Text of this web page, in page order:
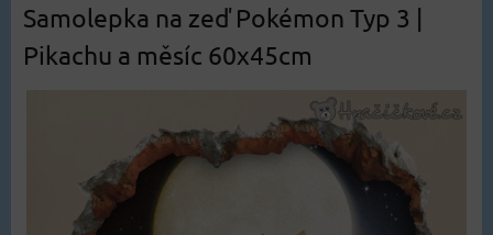
Samolepka na zeď Pokémon Typ 3 |
Pikachu a měsíc 60x45cm